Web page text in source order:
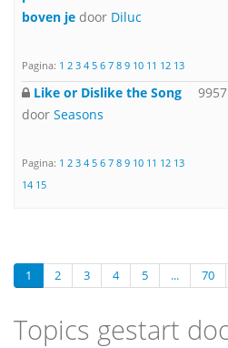
boven je door Diluc
Pagina: 1 2 3 4 5 6 7 8 9 10 11 12 13
Like or Dislike the Song
door Seasons
Pagina: 1 2 3 4 5 6 7 8 9 10 11 12 13
14 15
9957
1 2 3 4 5 ... 70
Topics gestart